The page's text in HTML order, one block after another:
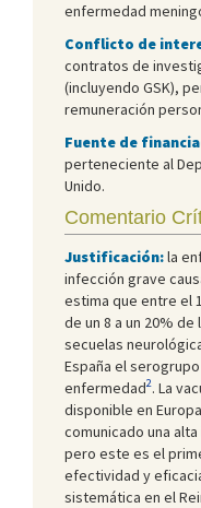
enfermedad
Conflicto de
contratos de
(incluyendo GSK),
remuneración
Fuente de
perteneciente al
Unido.
Comentario
Justificación:la
infección grave
estima que entre el
de un 8 a un 20%
secuelas
España el
enfermedad2. La
disponible en
comunicado una
pero este es el
efectividad y
sistemática en el